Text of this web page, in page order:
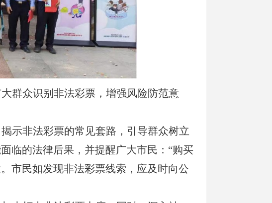
群众识别非法彩票，增强风险防范意
示非法彩票的常见套路，引导群众树立
临的法律后果 ，并提醒广大市民：“购买
市民如发现非法彩票线索，应及时向公